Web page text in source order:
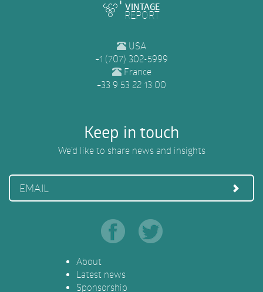
VINTAGE
REPORT
USA
+1 (707) 302-5999
France
+33 9 53 22 13 00
Keep in touch
We’d like to share news and insights
About
Latest news
Sponsorship